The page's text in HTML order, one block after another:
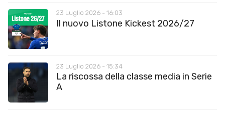
23 Luglio 2026 - 16:03
Il nuovo Listone Kickest 2026/27
23 Luglio 2026 - 15:34
La riscossa della classe media in Serie
A